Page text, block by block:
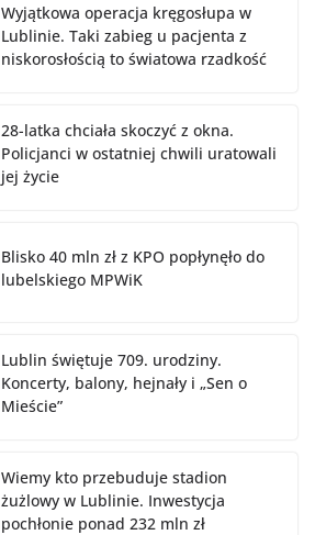
Wyjątkowa operacja kręgosłupa w
Lublinie. Taki zabieg u pacjenta z
niskorosłością to światowa rzadkość
28-latka chciała skoczyć z okna.
Policjanci w ostatniej chwili uratowali
jej życie
Blisko 40 mln zł z KPO popłynęło do
lubelskiego MPWiK
Lublin świętuje 709. urodziny.
Koncerty, balony, hejnały i „Sen o
Mieście”
Wiemy kto przebuduje stadion
żużlowy w Lublinie. Inwestycja
pochłonie ponad 232 mln zł